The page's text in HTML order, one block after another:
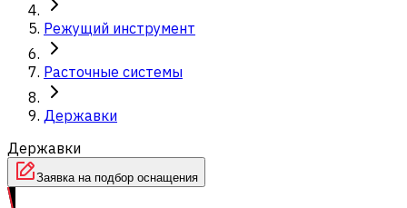
Режущий инструмент
Расточные системы
Державки
Державки
Заявка на подбор оснащения